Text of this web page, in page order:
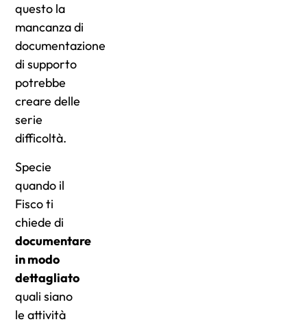
questo la
mancanza di
documentazione
di supporto
potrebbe
creare delle
serie
difficoltà.
Specie
quando il
Fisco ti
chiede di
documentare
in modo
dettagliato
quali siano
le attività